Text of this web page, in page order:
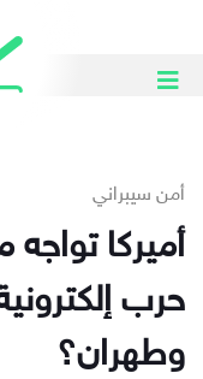
أمن سيبراني
أميركا
حرب
وطهران؟